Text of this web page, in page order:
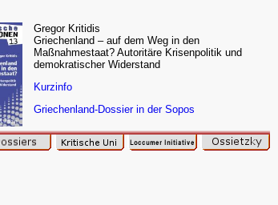
Gregor Kritidis
Griechenland – auf dem Weg in den
Maßnahmestaat? Autoritäre Krisenpolitik und
demokratischer Widerstand
Kurzinfo
Griechenland-Dossier in der Sopos